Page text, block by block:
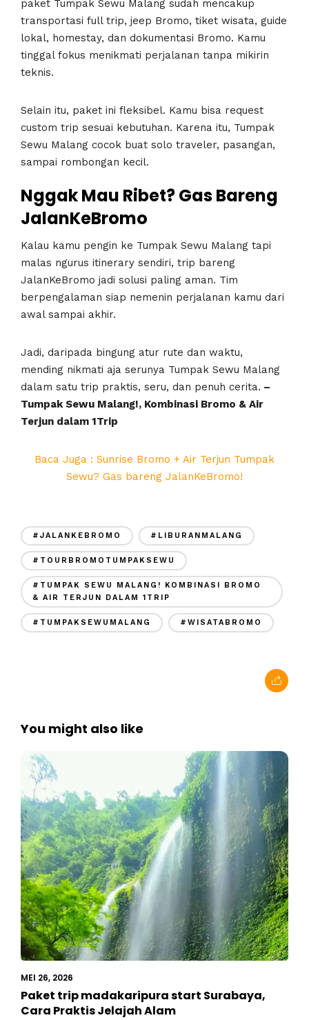
paket Tumpak Sewu Malang sudah mencakup
transportasi full trip, jeep Bromo, tiket wisata, guide
lokal, homestay, dan dokumentasi Bromo. Kamu
tinggal fokus menikmati perjalanan tanpa mikirin
teknis.
Selain itu, paket ini fleksibel. Kamu bisa request
custom trip sesuai kebutuhan. Karena itu, Tumpak
Sewu Malang cocok buat solo traveler, pasangan,
sampai rombongan kecil.
Nggak Mau Ribet? Gas Bareng
JalanKeBromo
Kalau kamu pengin ke Tumpak Sewu Malang tapi
malas ngurus itinerary sendiri, trip bareng
JalanKeBromo jadi solusi paling aman. Tim
berpengalaman siap nemenin perjalanan kamu dari
awal sampai akhir.
Jadi, daripada bingung atur rute dan waktu,
mending nikmati aja serunya Tumpak Sewu Malang
dalam satu trip praktis, seru, dan penuh cerita. –
Tumpak Sewu Malang!, Kombinasi Bromo & Air
Terjun dalam 1Trip
Baca Juga : Sunrise Bromo + Air Terjun Tumpak
Sewu? Gas bareng JalanKeBromo!
#JALANKEBROMO #LIBURANMALANG
#TOURBROMOTUMPAKSEWU
#TUMPAK SEWU MALANG! KOMBINASI BROMO
& AIR TERJUN DALAM 1TRIP
#TUMPAKSEWUMALANG #WISATABROMO
You might also like
MEI 26, 2026
Paket trip madakaripura start Surabaya,
Cara Praktis Jelajah Alam